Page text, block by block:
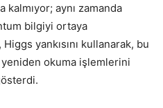
kalmıyor; aynı zamanda
bilgiyi ortaya
yankısını kullanarak, bu
okuma işlemlerini